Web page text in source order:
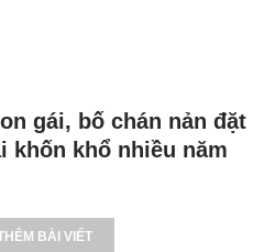
gái, bố chán nản đặt
khốn khổ nhiều năm
BÀI VIẾT